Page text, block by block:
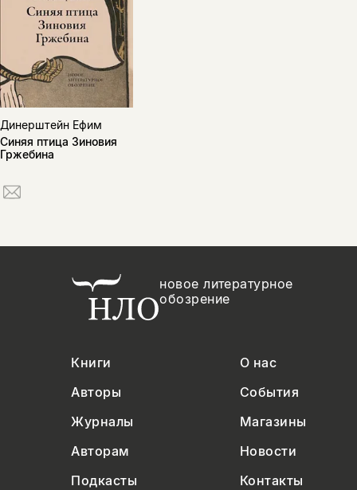
Динерштейн Ефим
Синяя птица Зиновия
Гржебина
новое литературное
обозрение
Книги
О нас
Авторы
События
Журналы
Магазины
Авторам
Новости
Подкасты
Контакты